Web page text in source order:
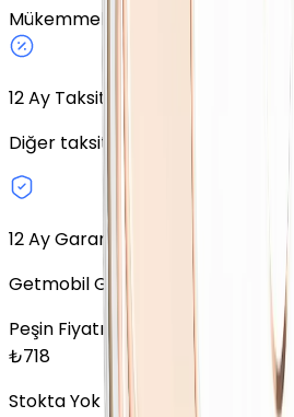
Mükemmel
12Ay Taksit Seçeneği
Diğer taksit seçeneklerini keşfedin.
12 Ay Garanti
Getmobil Garantisi
Peşin Fiyatına
₺718
Stokta Yok